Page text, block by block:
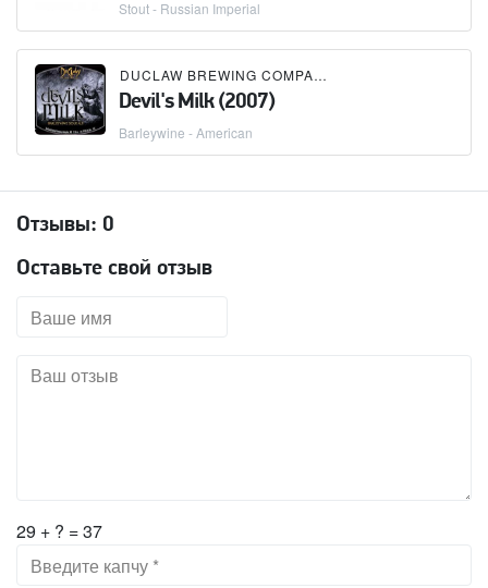
Stout - Russian Imperial
DUCLAW BREWING COMPANY
Devil's Milk (2007)
Barleywine - American
Отзывы: 0
Оставьте свой отзыв
29 + ? = 37